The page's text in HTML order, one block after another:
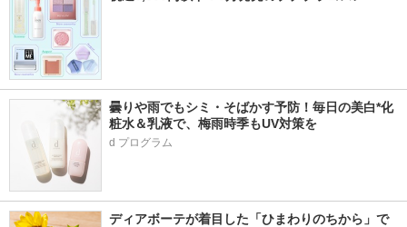
曇りや雨でもシミ・そばかす予防！毎日の美白*化
粧水＆乳液で、梅雨時季もUV対策を
d プログラム
ディアボーテが着目した「ひまわりのちから」で